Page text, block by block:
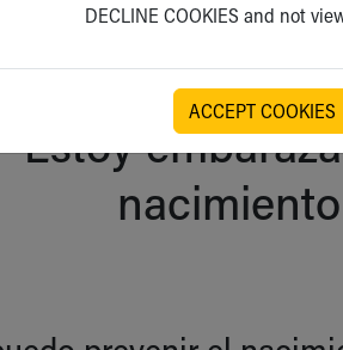
Estoy
DECLINE COOKIES and not
ACCEPT COOKIES